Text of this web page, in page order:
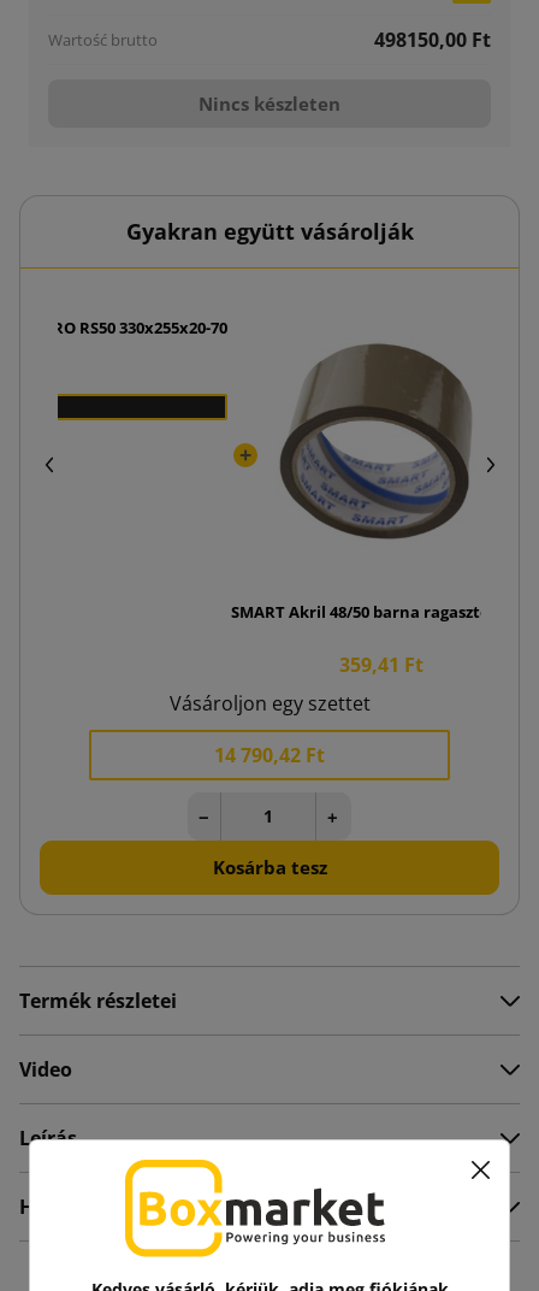
498150,00 Ft
Nincs készleten
Gyakran együtt vásárolják
PRO RS50 330x255x20-70
SMART Akril 48/50 barna ragasztószalag
359,41 Ft
Vásároljon egy szettet
14 790,42 Ft
− +
Kosárba tesz
Termék részletei
Video
Leírás
Hozzászólások